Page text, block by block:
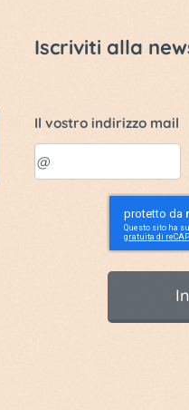
Iscriviti alla
Il vostro indirizzo mail